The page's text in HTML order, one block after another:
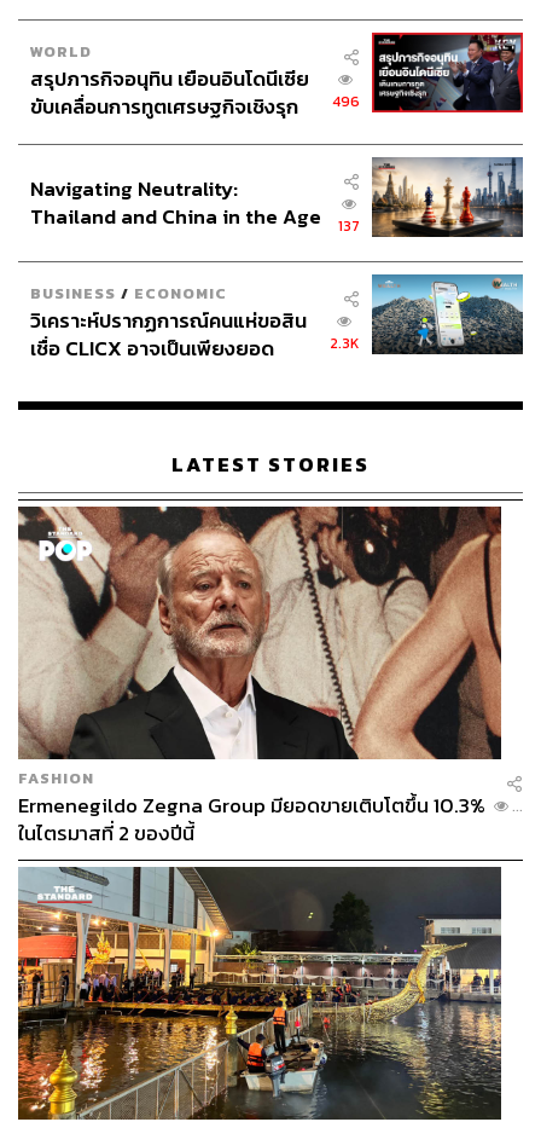
WORLD
สรุปภารกิจอนุทิน เยือนอินโดนีเซีย
ขับเคลื่อนการทูตเศรษฐกิจเชิงรุก
496
Navigating Neutrality:
Thailand and China in the Age
137
BUSINESS / ECONOMIC
วิเคราะห์ปรากฏการณ์คนแห่ขอสิน
เชื่อ CLICX อาจเป็นเพียงยอด
เรือนไทยที่ถูกซุกไว้
2.3K
LATEST STORIES
FASHION
Ermenegildo Zegna Group มียอดขายเติบโตขึ้น 10.3%
ในไตรมาสที่ 2 ของปีนี้
...